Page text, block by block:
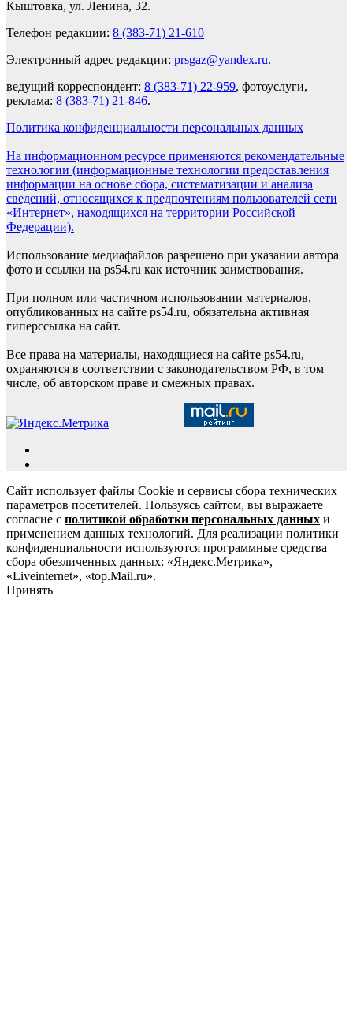
Кыштовка, ул. Ленина, 32.
Телефон редакции: 8 (383-71) 21-610
Электронный адрес редакции: prsgaz@yandex.ru.
ведущий корреспондент: 8 (383-71) 22-959, фотоуслуги,
реклама: 8 (383-71) 21-846.
Политика конфиденциальности персональных данных
На информационном ресурсе применяются рекомендательные
технологии (информационные технологии предоставления
информации на основе сбора, систематизации и анализа
сведений, относящихся к предпочтениям пользователей сети
«Интернет», находящихся на территории Российской
Федерации).
Использование медиафайлов разрешено при указании автора
фото и ссылки на ps54.ru как источник заимствования.
При полном или частичном использовании материалов,
опубликованных на сайте ps54.ru, обязательна активная
гиперссылка на сайт.
Все права на материалы, находящиеся на сайте ps54.ru,
охраняются в соответствии с законодательством РФ, в том
числе, об авторском праве и смежных правах.
Сайт использует файлы Cookie и сервисы сбора технических
параметров посетителей. Пользуясь сайтом, вы выражаете
согласие с политикой обработки персональных данных и
применением данных технологий. Для реализации политики
конфиденциальности используются программные средства
сбора обезличенных данных: «Яндекс.Метрика»,
«Liveinternet», «top.Mail.ru».
Принять